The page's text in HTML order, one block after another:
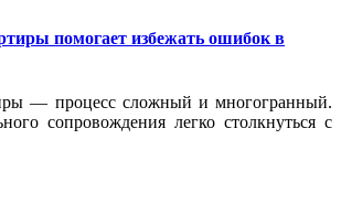
помогает избежать ошибок в
— процесс сложный и многогранный.
сопровождения легко столкнуться с